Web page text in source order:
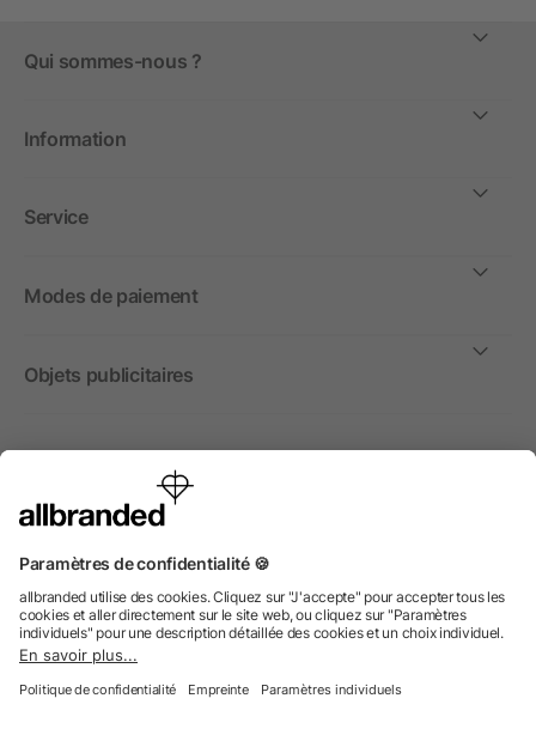
Qui sommes-nous ?
Information
Service
Modes de paiement
Objets publicitaires
International
Nous commercialisons nos objets publicitaires et articles